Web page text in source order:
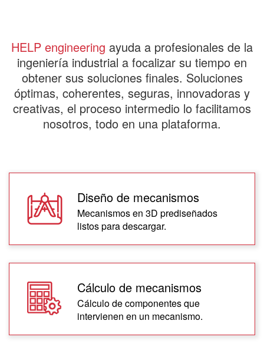
HELP engineering ayuda a profesionales de la
ingeniería industrial a focalizar su tiempo en
obtener sus soluciones finales. Soluciones
óptimas, coherentes, seguras, innovadoras y
creativas, el proceso intermedio lo facilitamos
nosotros, todo en una plataforma.
Diseño de mecanismos
Mecanismos en 3D prediseñados
listos para descargar.
Cálculo de mecanismos
Cálculo de componentes que
intervienen en un mecanismo.